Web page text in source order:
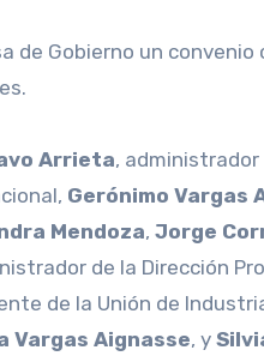
de Gobierno un
Arrieta, administrador
Gerónimo Vargas
Mendoza, Jorge
de la Dirección
de la Unión de
Vargas Aignasse, y